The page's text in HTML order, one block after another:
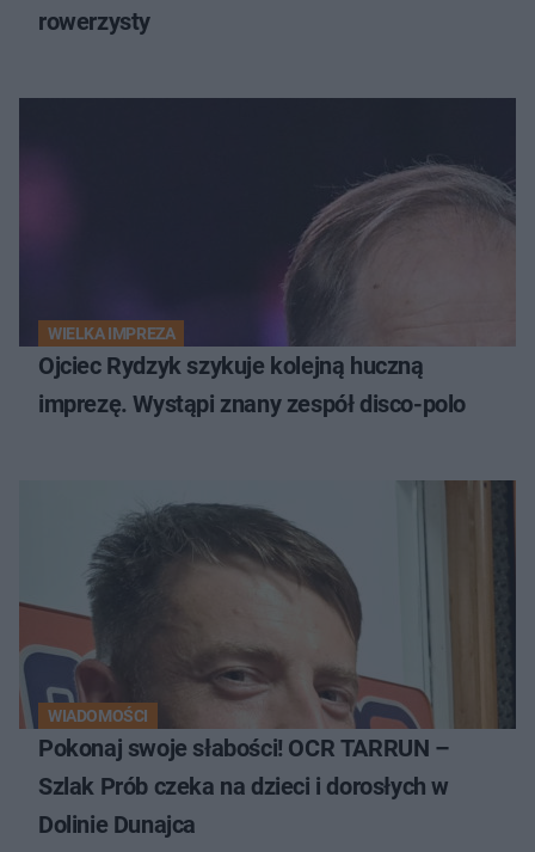
rowerzysty
WIELKA IMPREZA
Ojciec Rydzyk szykuje kolejną huczną
imprezę. Wystąpi znany zespół disco-polo
WIADOMOŚCI
Pokonaj swoje słabości! OCR TARRUN –
Szlak Prób czeka na dzieci i dorosłych w
Dolinie Dunajca